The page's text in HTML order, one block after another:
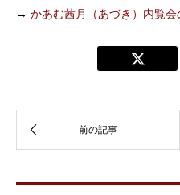
→ かあむ茜月（あづき）内覧会